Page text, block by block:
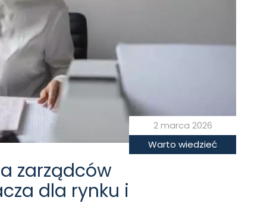
2 marca 2026
Warto wiedzieć
zarządców
dla rynku i